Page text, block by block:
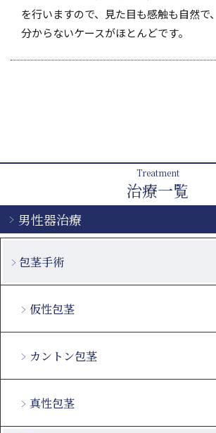
を行いますので、見た目も感触も自然で
分からないケースがほとんどです。
Treatment
治療一覧
男性器治療
包茎手術
仮性包茎
カントン包茎
真性包茎